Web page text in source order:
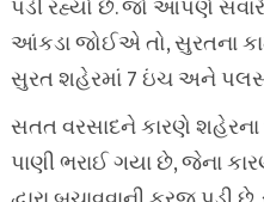
પડી રહ્યો છે. જો આપણે સવારે
આંકડા જોઈએ તો, સુરતના
સુરત શહેરમાં 7 ઇંચ અને
સતત વરસાદને કારણે શહેરના
પાણી ભરાઈ ગયા છે, જેના